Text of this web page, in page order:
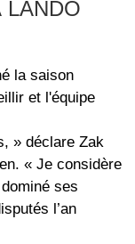
LANDO
la saison
et l'équipe
» déclare Zak
« Je considère
ses
l’an